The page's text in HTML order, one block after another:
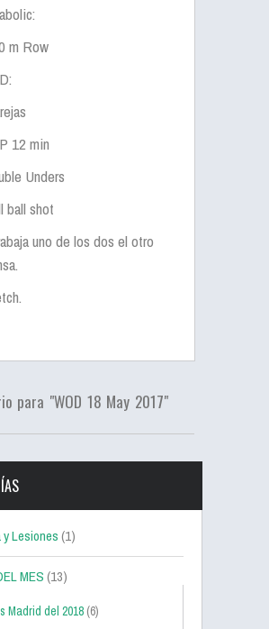
m Row
12 min
Unders
ball shot
uno de los dos el otro
para "WOD 18 May 2017"
Lesiones(1)
MES(13)
Madrid del 2018 (6)